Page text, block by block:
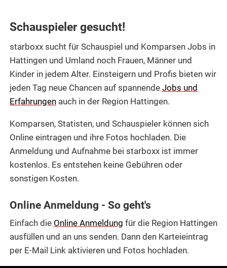
Schauspieler gesucht!
starboxx sucht für Schauspiel und Komparsen Jobs in
Hattingen und Umland noch Frauen, Männer und
Kinder in jedem Alter. Einsteigern und Profis bieten wir
jeden Tag neue Chancen auf spannende Jobs und
Erfahrungenauch in der Region Hattingen.
Komparsen, Statisten, und Schauspieler können sich
Online eintragen und ihre Fotos hochladen. Die
Anmeldung und Aufnahme bei starboxx ist immer
kostenlos. Es entstehen keine Gebühren oder
sonstigen Kosten.
Online Anmeldung - So geht's
Einfach die Online Anmeldung für die Region Hattingen
ausfüllen und an uns senden. Dann den Karteieintrag
per E-Mail Link aktivieren und Fotos hochladen.